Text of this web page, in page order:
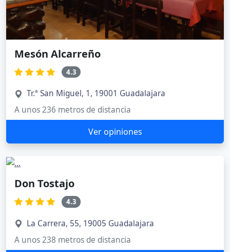
Mesón Alcarreño
4.3
Tr.ª San Miguel, 1, 19001 Guadalajara
A unos 236 metros de distancia
Ver opiniones
Don Tostajo
4.3
La Carrera, 55, 19005 Guadalajara
A unos 238 metros de distancia